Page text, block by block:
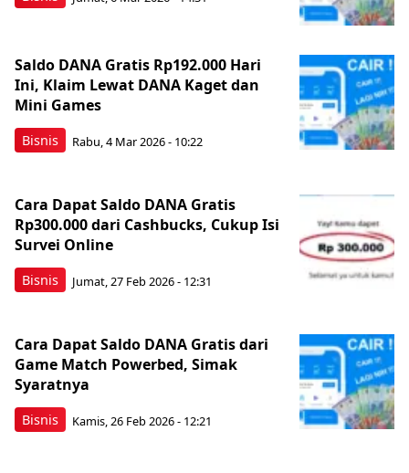
Bisnis
Saldo DANA Gratis Rp192.000 Hari
Ini, Klaim Lewat DANA Kaget dan
Mini Games
Rabu, 4 Mar 2026 - 10:22
Bisnis
Cara Dapat Saldo DANA Gratis
Rp300.000 dari Cashbucks, Cukup Isi
Survei Online
Jumat, 27 Feb 2026 - 12:31
Bisnis
Cara Dapat Saldo DANA Gratis dari
Game Match Powerbed, Simak
Syaratnya
Kamis, 26 Feb 2026 - 12:21